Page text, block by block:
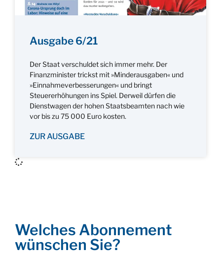
Ausgabe 6/21
Der Staat verschuldet sich immer mehr. Der
Finanzminister trickst mit »Minderausgaben« und
»Einnahmeverbesserungen« und bringt
Steuererhöhungen ins Spiel. Derweil dürfen die
Dienstwagen der hohen Staatsbeamten nach wie
vor bis zu 75 000 Euro kosten.
ZUR AUSGABE
Welches Abonnement
wünschen Sie?